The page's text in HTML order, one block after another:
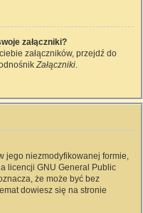
załączniki?
załączników, przejdź do
Załączniki.
jego niezmodyfikowanej formie,
licencji GNU General Public
że może być bez
dowiesz się na stronie